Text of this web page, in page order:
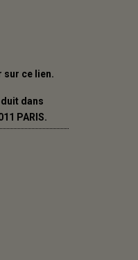
sur celien.
dans
PARIS.